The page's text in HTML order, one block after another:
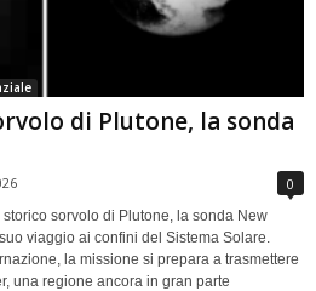
di Plutone, la sonda
0
sorvolo di Plutone, la sonda New
viaggio ai confini del Sistema Solare.
la missione si prepara a trasmettere
una regione ancora in gran parte